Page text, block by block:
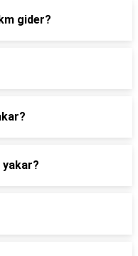
gider?
yakar?